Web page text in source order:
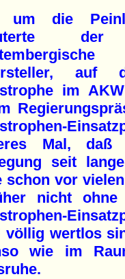
um die
der
auf
im
Mal, daß
seit
schon vor
nicht ohne
völlig wertlos
wie im